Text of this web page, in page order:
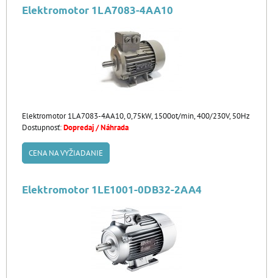
Elektromotor 1LA7083-4AA10
Elektromotor 1LA7083-4AA10, 0,75kW, 1500ot/min, 400/230V, 50Hz
Dostupnosť:Dopredaj / Náhrada
CENA NA VYŽIADANIE
Elektromotor 1LE1001-0DB32-2AA4